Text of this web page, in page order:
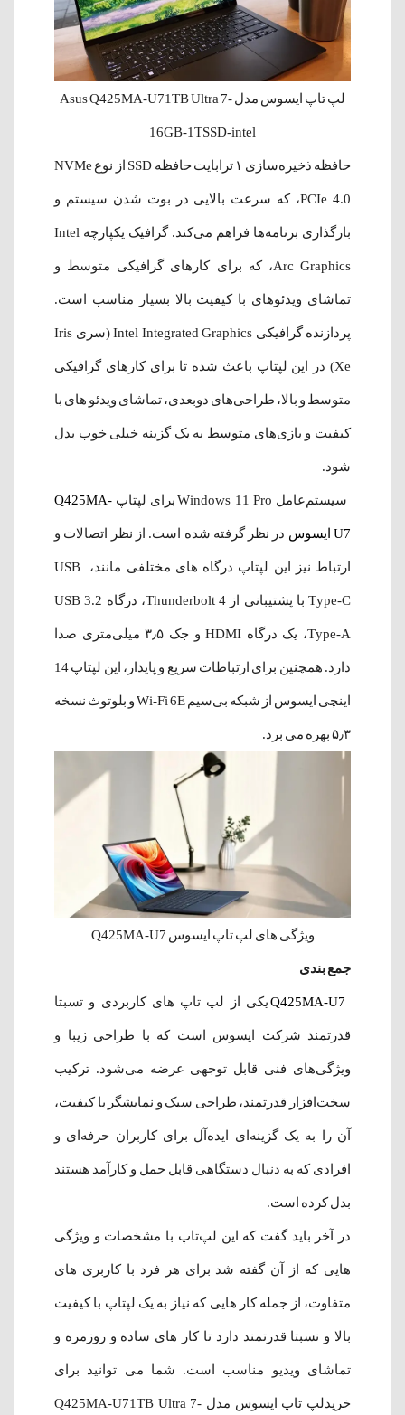
لپ‌ تاپ ایسوس مدل Asus Q425MA-U71TB Ultra 7-
16GB-1TSSD-intel
حافظه ذخیره‌سازی ۱ ترابایت حافظه SSD از نوع NVMe
PCIe 4.0، که سرعت بالایی در بوت شدن سیستم و
بارگذاری برنامه‌ها فراهم می‌کند. گرافیک یکپارچه Intel
Arc Graphics، که برای کارهای گرافیکی متوسط و
تماشای ویدئوهای با کیفیت بالا بسیار مناسب است.
پردازنده گرافیکی Intel Integrated Graphics (سری Iris
Xe) در این لپتاپ باعث شده تا برای کارهای گرافیکی
متوسط و بالا، طراحی‌های دو‌بعدی، تماشای ویدئو های با
کیفیت و بازی‌های متوسط به یک گزینه خیلی خوب بدل
شود.
سیستم‌عامل Windows 11 Pro برای لپتاپ Q425MA-
U7 ایسوس در نظر گرفته شده است. از نظر اتصالات و
ارتباط نیز این لپتاپ درگاه های مختلفی مانند، USB
Type-C با پشتیبانی از Thunderbolt 4، درگاه USB 3.2
Type-A، یک درگاه HDMI و جک ۳٫۵ میلی‌متری صدا
دارد. همچنین برای ارتباطات سریع و پایدار، این لپتاپ 14
اینچی ایسوس از شبکه‌ بی‌سیم Wi-Fi 6E و بلوتوث نسخه
۵٫۳ بهره می برد.
ویژگی های لپ تاپ ایسوس Q425MA-U7
جمع بندی
Q425MA-U7یکی از لپ تاپ های کاربردی و تسبتا
قدرتمند شرکت ایسوس است که با طراحی زیبا و
ویژگی‌های فنی قابل توجهی عرضه می‌شود. ترکیب
سخت‌افزار قدرتمند، طراحی سبک و نمایشگر با کیفیت،
آن را به یک گزینه‌ای ایده‌آل برای کاربران حرفه‌ای و
افرادی که به دنبال دستگاهی قابل حمل و کارآمد هستند
بدل کرده است.
در آخر باید گفت که این لپ‌تاپ با مشخصات و ویژگی
هایی که از آن گفته شد برای هر فرد با کاربری های
متفاوت، از جمله کار هایی که نیاز به یک لپتاپ با کیفیت
بالا و نسبتا قدرتمند دارد تا کار های ساده و روزمره و
تماشای ویدیو مناسب است. شما می توانید برای
خریدلپ‌ تاپ ایسوس مدل Q425MA-U71TB Ultra 7-